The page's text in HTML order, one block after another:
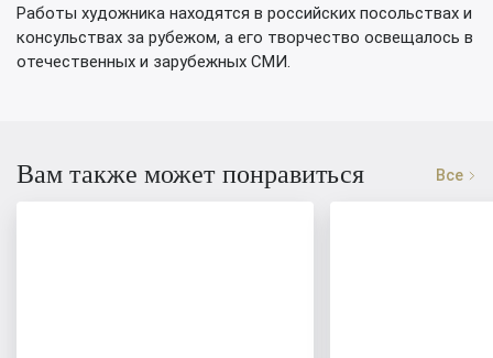
Работы художника находятся в российских посольствах и
консульствах за рубежом, а его творчество освещалось в
отечественных и зарубежных СМИ.
Вам также может понравиться Все